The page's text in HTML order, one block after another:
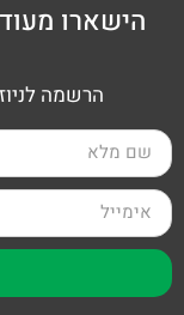
הישארו
הרשמה